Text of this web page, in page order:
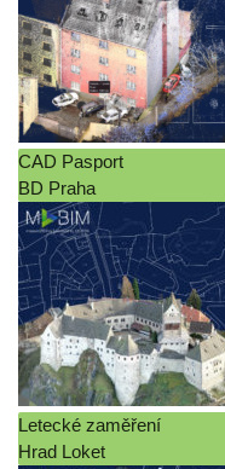
CAD Pasport
BD Praha
Letecké zaměření
Hrad Loket